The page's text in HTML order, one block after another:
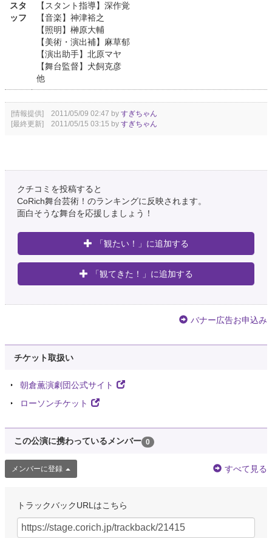
スタ
ッフ
【スタント指導】深作覚
【音楽】神津裕之
【照明】榊原大輔
【美術・演出補】麻草郁
【演出助手】北原マヤ
【舞台監督】犬飼克彦
他
[情報提供] 2011/05/09 02:47 by すぎちゃん
[最終更新] 2011/05/15 03:15 by すぎちゃん
クチコミを投稿すると
CoRich舞台芸術！のランキングに反映されます。
面白そうな舞台を応援しましょう！
「観たい！」に追加する
「観てきた！」に追加する
バナー広告お申込み
チケット取扱い
朝倉薫演劇団公式サイト
ローソンチケット
この公演に携わっているメンバー 0
メンバーに登録 すべて見る
トラックバックURLはこちら